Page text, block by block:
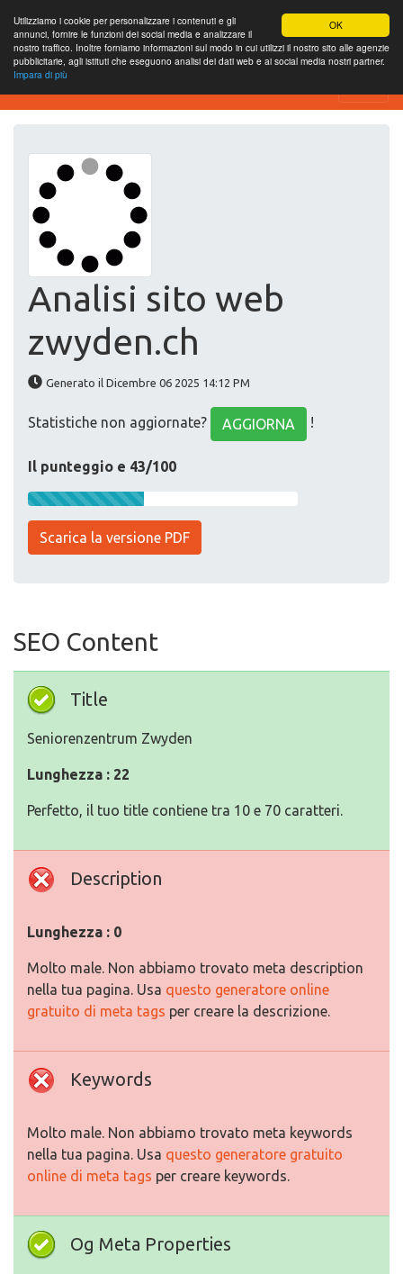
OK
Utilizziamo i cookie per personalizzare i contenuti e gli
annunci, fornire le funzioni dei social media e analizzare il
nostro traffico. Inoltre forniamo informazioni sul modo in cui utilizzi il nostro sito alle agenzie
pubblicitarie, agli istituti che eseguono analisi dei dati web e ai social media nostri partner.
Impara di più
Website-SEO-Überprüfung
Analisi sito web
zwyden.ch
Generato il Dicembre 06 2025 14:12 PM
Statistiche non aggiornate? AGGIORNA !
Il punteggio e 43/100
Scarica la versione PDF
SEO Content
Title
Seniorenzentrum Zwyden
Lunghezza : 22
Perfetto, il tuo title contiene tra 10 e 70 caratteri.
Description
Lunghezza : 0
Molto male. Non abbiamo trovato meta description
nella tua pagina. Usa questo generatore online
gratuito di meta tags per creare la descrizione.
Keywords
Molto male. Non abbiamo trovato meta keywords
nella tua pagina. Usa questo generatore gratuito
online di meta tags per creare keywords.
Og Meta Properties